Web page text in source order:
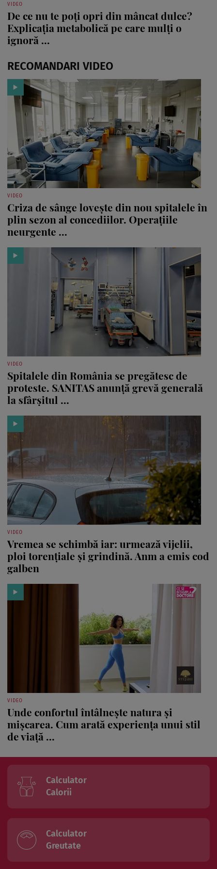
VIDEO
De ce nu te poți opri din mâncat dulce?
Explicația metabolică pe care mulți o
ignoră ...
RECOMANDARI VIDEO
VIDEO
Criza de sânge lovește din nou spitalele în
plin sezon al concediilor. Operațiile
neurgente ...
VIDEO
Spitalele din România se pregătesc de
proteste. SANITAS anunță grevă generală
la sfârșitul ...
VIDEO
Vremea se schimbă iar: urmează vijelii,
ploi torențiale și grindină. Anm a emis cod
galben
VIDEO
Unde confortul întâlnește natura și
mișcarea. Cum arată experiența unui stil
de viață ...
Calculator
Calorii
Calculator
Greutate